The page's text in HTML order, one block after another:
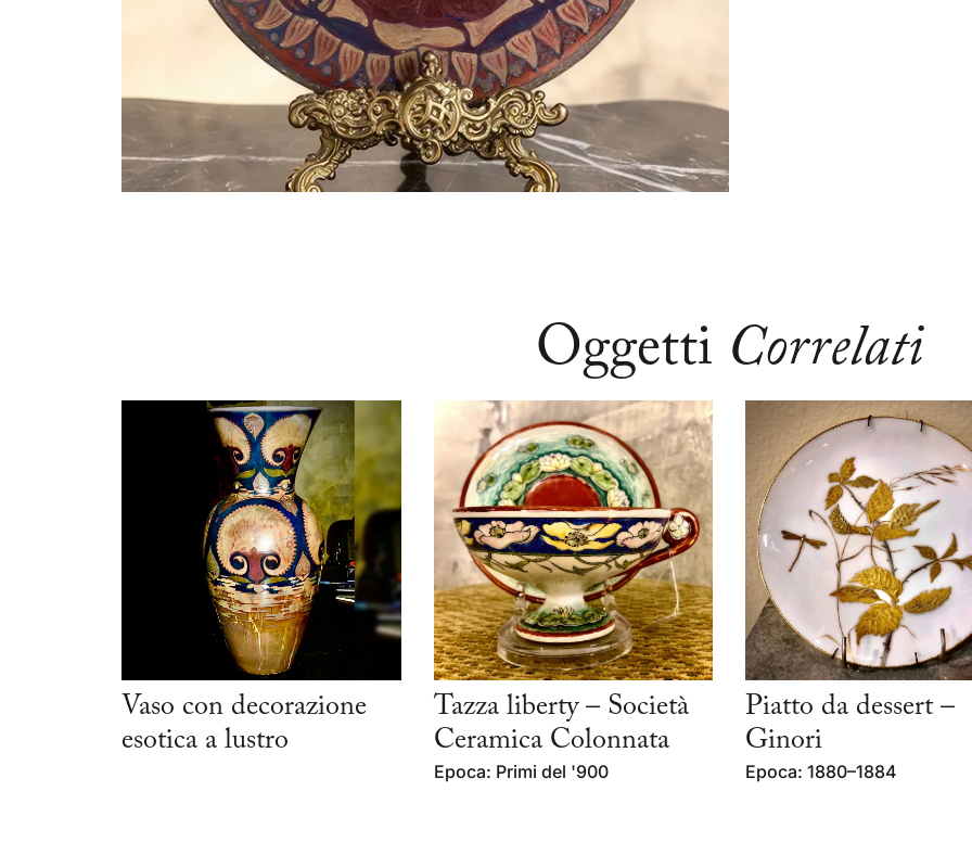
Oggetti Correlati
Vaso con decorazione
esotica a lustro
Tazza liberty – Società
Ceramica Colonnata
Epoca: Primi del '900
Piatto da dessert –
Ginori
Epoca: 1880–1884